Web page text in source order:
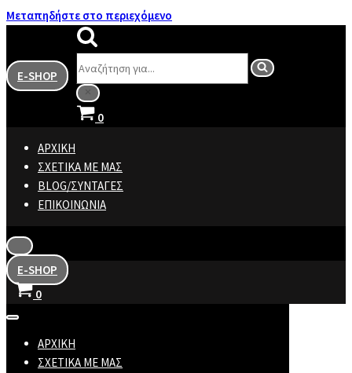
Μεταπηδήστε στο περιεχόμενο
E-SHOP
Αναζήτηση
για...
Καλάθι
0
ΑΡΧΙΚΉ
ΣΧΕΤΙΚΆ ΜΕ ΜΑΣ
BLOG/ΣΥΝΤΑΓΈΣ
ΕΠΙΚΟΙΝΩΝΊΑ
Μενού
πλοήγησης
E-SHOP
Καλάθι
0
Μενού
ΑΡΧΙΚΉ
ΣΧΕΤΙΚΆ ΜΕ ΜΑΣ